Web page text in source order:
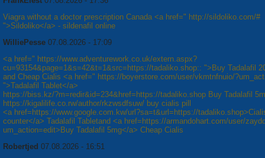
Viagra without a doctor prescription Canada <a href=" http://sildoliko.com/#
">Sildoliko</a> - sildenafil online
WilliePesse 07.08.2026 - 17:09
<a href=" https://www.adventurework.co.uk/extern.aspx?
cu=93154&page=1&s=42&t=1&src=https://tadaliko.shop:: ">Buy Tadalafil
and Cheap Cialis <a href=" https://boyerstore.com/user/vkmtnfnuio/
">Tadalafil Tablet</a>
https://biss.kz/?m=redir&id=234&href=https://tadaliko.shop Buy Tadalafil
https://kigalilife.co.rw/author/rkzwsdfsuw/ buy cialis pill
<a href=https://www.google.com.kw/url?sa=t&url=https://
counter</a> Tadalafil Tabletand <a href=https://armandohart.com/user/
um_action=edit>Buy Tadalafil 5mg</a> Cheap Cialis
Robertjed 07.08.2026 - 16:51